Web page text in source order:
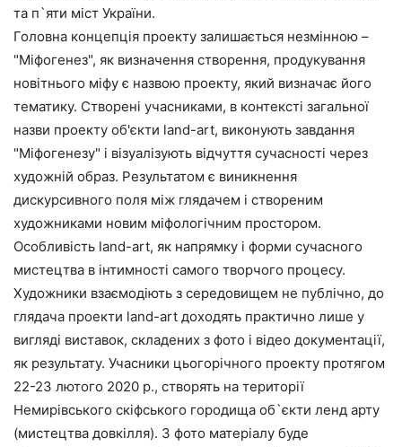
та п`яти міст України.
Головна концепція проекту залишається незмінною –
"Міфогенез", як визначення створення, продукування
новітнього міфу є назвою проекту, який визначає його
тематику. Створені учасниками, в контексті загальної
назви проекту об'єкти land-art, виконують завдання
"Міфогенезу" і візуалізують відчуття сучасності через
художній образ. Результатом є виникнення
дискурсивного поля між глядачем і створеним
художниками новим міфологічним простором.
Особливість land-art, як напрямку і форми сучасного
мистецтва в інтимності самого творчого процесу.
Художники взаємодіють з середовищем не публічно, до
глядача проекти land-art доходять практично лише у
вигляді виставок, складених з фото і відео документації,
як результату. Учасники цьогорічного проекту протягом
22-23 лютого 2020 р., створять на території
Немирівського скіфського городища об`єкти ленд арту
(мистецтва довкілля). З фото матеріалу буде